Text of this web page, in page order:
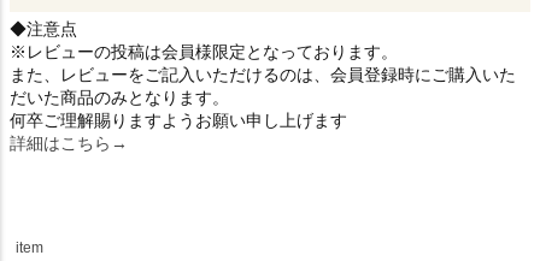
◆注意点
※レビューの投稿は会員様限定となっております。
また、レビューをご記入いただけるのは、会員登録時にご購入いた
だいた商品のみとなります。
何卒ご理解賜りますようお願い申し上げます
詳細はこちら→
item